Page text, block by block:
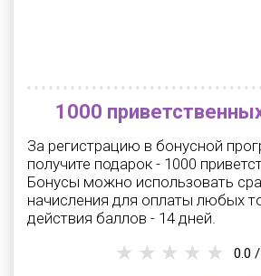
1000
За регистрацию в бонусной
получите подарок - 1000
Бонусы можно использовать
начисления для оплаты любых
действия баллов - 14 дней.
0.0